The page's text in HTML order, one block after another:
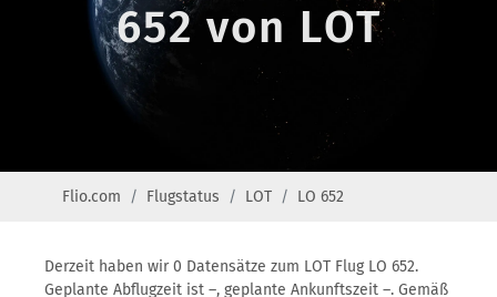
652 von LOT
Flio.com Flugstatus LOT LO 652
Derzeit haben wir 0 Datensätze zum LOT Flug LO 652.
Geplante Abflugzeit ist –, geplante Ankunftszeit –. Gemäß